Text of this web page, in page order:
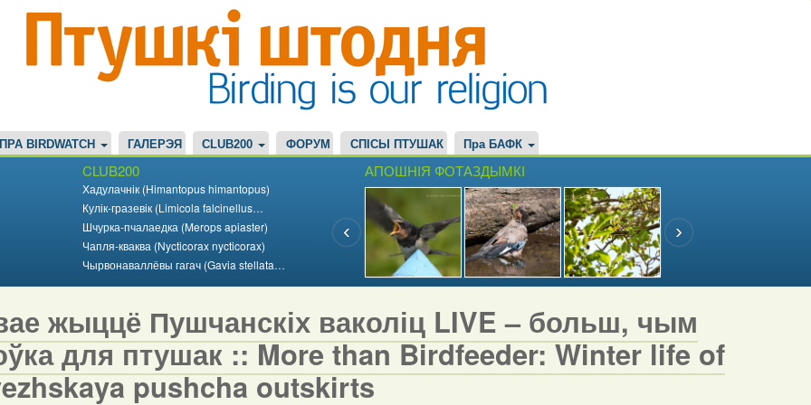
ПРА BIRDWATCH ГАЛЕРЭЯ CLUB200 ФОРУМ СПІСЫ ПТУШАК Пра БАФК
CLUB200
Хадулачнік (Himantopus himantopus)
Кулік-гразевік (Limicola falcinellus…
Шчурка-пчалаедка (Merops apiaster)
Чапля-кваква (Nycticorax nycticorax)
Чырвонаваллёвы гагач (Gavia stellata…
АПОШНІЯ ФОТАЗДЫМКІ
жыццё Пушчанскіх ваколіц LIVE – больш, чым
для птушак :: More than Birdfeeder: Winter life of
pushcha outskirts